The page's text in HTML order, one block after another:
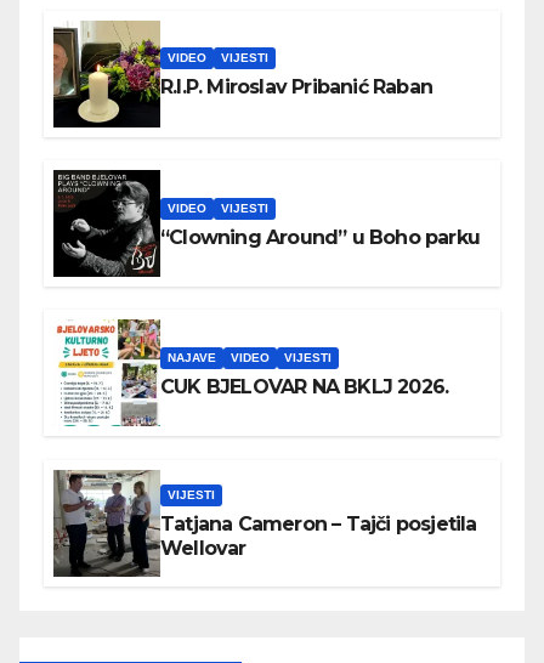
VIDEO VIJESTI
R.I.P. Miroslav Pribanić Raban
VIDEO VIJESTI
“Clowning Around” u Boho parku
NAJAVE VIDEO VIJESTI
CUK BJELOVAR NA BKLJ 2026.
VIJESTI
Tatjana Cameron – Tajči posjetila
Wellovar